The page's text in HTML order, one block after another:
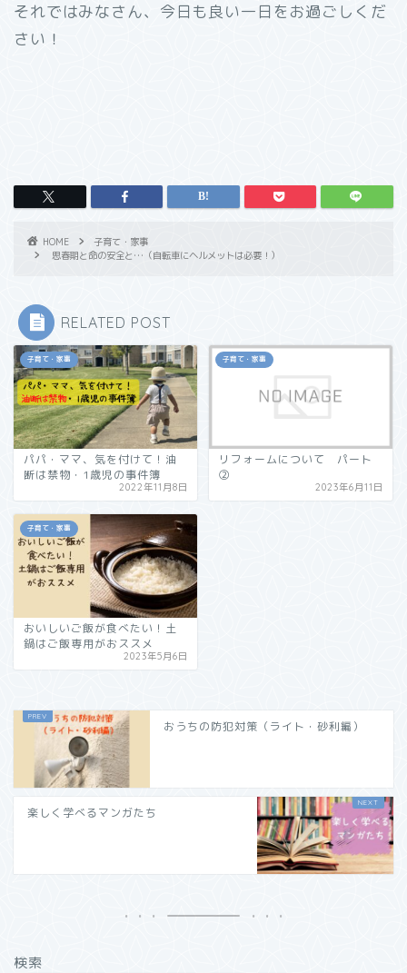
それではみなさん、今日も良い一日をお過ごしくだ
さい！
HOME
子育て・家事
思春期と命の安全と…（自転車にヘルメットは必要！）
RELATED POST
子育て・家事
パパ・ママ、気を付けて！油
断は禁物・1歳児の事件簿
2022年11月8日
子育て・家事
リフォームについて パート
②
2023年6月11日
子育て・家事
おいしいご飯が食べたい！土
鍋はご飯専用がおススメ
2023年5月6日
おうちの防犯対策（ライト・砂利編）
楽しく学べるマンガたち
検索